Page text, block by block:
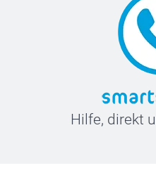
Hilfe, direkt